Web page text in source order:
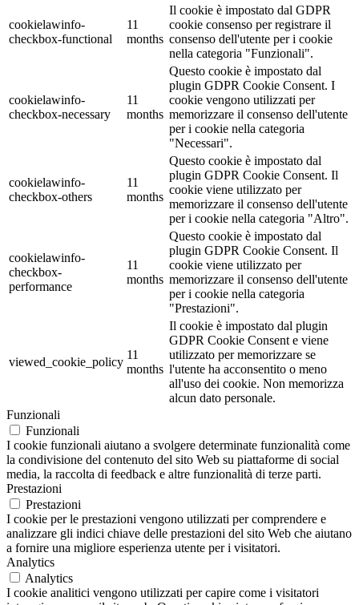
cookielawinfo-
checkbox-functional
11
months
Il cookie è impostato dal GDPR
cookie consenso per registrare il
consenso dell'utente per i cookie
nella categoria "Funzionali".
cookielawinfo-
checkbox-necessary
11
months
Questo cookie è impostato dal
plugin GDPR Cookie Consent. I
cookie vengono utilizzati per
memorizzare il consenso dell'utente
per i cookie nella categoria
"Necessari".
cookielawinfo-
checkbox-others
11
months
Questo cookie è impostato dal
plugin GDPR Cookie Consent. Il
cookie viene utilizzato per
memorizzare il consenso dell'utente
per i cookie nella categoria "Altro".
cookielawinfo-
checkbox-
performance
11
months
Questo cookie è impostato dal
plugin GDPR Cookie Consent. Il
cookie viene utilizzato per
memorizzare il consenso dell'utente
per i cookie nella categoria
"Prestazioni".
viewed_cookie_policy
11
months
Il cookie è impostato dal plugin
GDPR Cookie Consent e viene
utilizzato per memorizzare se
l'utente ha acconsentito o meno
all'uso dei cookie. Non memorizza
alcun dato personale.
Funzionali
Funzionali
I cookie funzionali aiutano a svolgere determinate funzionalità come
la condivisione del contenuto del sito Web su piattaforme di social
media, la raccolta di feedback e altre funzionalità di terze parti.
Prestazioni
Prestazioni
I cookie per le prestazioni vengono utilizzati per comprendere e
analizzare gli indici chiave delle prestazioni del sito Web che aiutano
a fornire una migliore esperienza utente per i visitatori.
Analytics
Analytics
I cookie analitici vengono utilizzati per capire come i visitatori